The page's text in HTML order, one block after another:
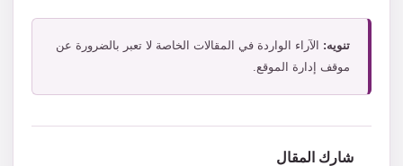
تنويه: الآراء الواردة في المقالات الخاصة لا تعبر بالضرورة عن
موقف إدارة الموقع.
شارك المقال